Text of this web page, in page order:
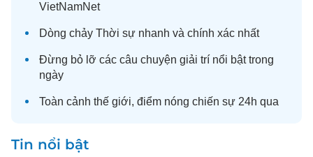
VietNamNet
Dòng chảy Thời sự nhanh và chính xác nhất
Đừng bỏ lỡ các câu chuyện giải trí nổi bật trong
ngày
Toàn cảnh thế giới, điểm nóng chiến sự 24h qua
Tin nổi bật